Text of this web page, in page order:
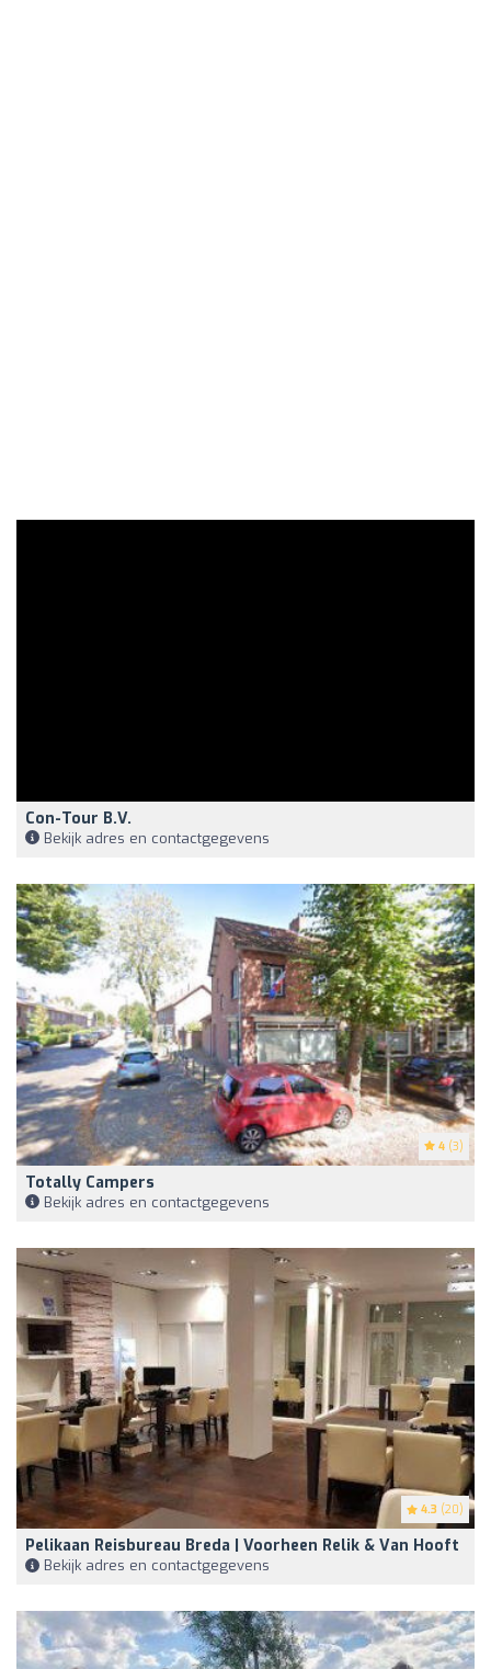
Con-Tour B.V.
Bekijk adres en contactgegevens
4 (3)
Totally Campers
Bekijk adres en contactgegevens
4.3 (20)
Pelikaan Reisbureau Breda | Voorheen Relik & Van Hooft
Bekijk adres en contactgegevens